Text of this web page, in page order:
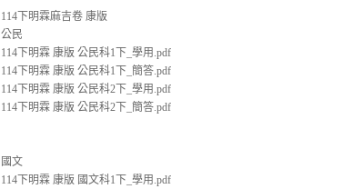
114下明霖麻吉卷 康版
公民
114下明霖 康版 公民科1下_學用.pdf
114下明霖 康版 公民科1下_簡答.pdf
114下明霖 康版 公民科2下_學用.pdf
114下明霖 康版 公民科2下_簡答.pdf
國文
114下明霖 康版 國文科1下_學用.pdf